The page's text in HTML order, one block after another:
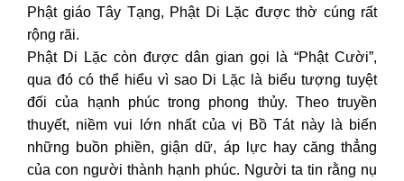
Phật giáo Tây Tạng, Phật Di Lặc được thờ cúng rất
rộng rãi.
Phật Di Lặc còn được dân gian gọi là “Phật Cười”,
qua đó có thể hiểu vì sao Di Lặc là biểu tượng tuyệt
đối của hạnh phúc trong phong thủy. Theo truyền
thuyết, niềm vui lớn nhất của vị Bồ Tát này là biến
những buồn phiền, giận dữ, áp lực hay căng thẳng
của con người thành hạnh phúc. Người ta tin rằng nụ